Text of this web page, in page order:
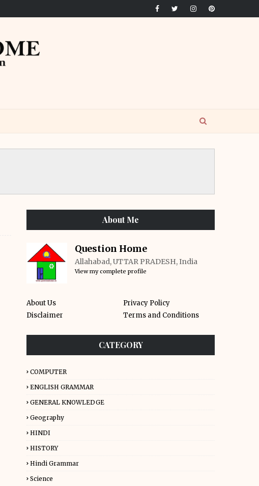
About Me
Question Home
Allahabad, UTTAR PRADESH, India
View my complete profile
About Us
Privacy Policy
Disclaimer
Terms and Conditions
CATEGORY
COMPUTER
ENGLISH GRAMMAR
GENERAL KNOWLEDGE
Geography
HINDI
HISTORY
Hindi Grammar
Science